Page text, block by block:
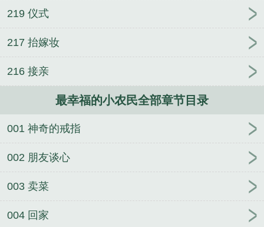
小农民免费全文
幸福的小农
219 仪式
217 抬嫁妆
216 接亲
最幸福的小农民全部章节目录
001 神奇的戒指
002 朋友谈心
003 卖菜
004 回家